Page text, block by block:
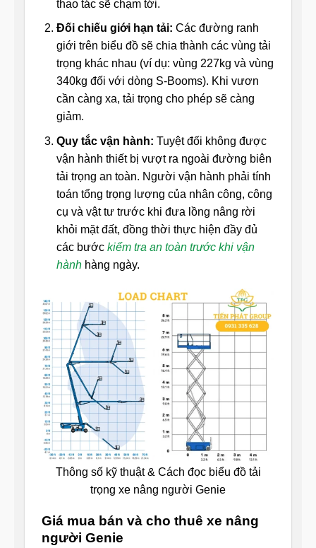
thao tác sẽ chạm tới.
Đối chiếu giới hạn tải: Các đường ranh
giới trên biểu đồ sẽ chia thành các vùng tải
trọng khác nhau (ví dụ: vùng 227kg và vùng
340kg đối với dòng S-Booms). Khi vươn
cần càng xa, tải trọng cho phép sẽ càng
giảm.
Quy tắc vận hành: Tuyệt đối không được
vận hành thiết bị vượt ra ngoài đường biên
tải trọng an toàn. Người vận hành phải tính
toán tổng trọng lượng của nhân công, công
cụ và vật tư trước khi đưa lồng nâng rời
khỏi mặt đất, đồng thời thực hiện đầy đủ
các bước kiểm tra an toàn trước khi vận
hànhhàng ngày.
Thông số kỹ thuật & Cách đọc biểu đồ tải
trọng xe nâng người Genie
Giá mua bán và cho thuê xe nâng
người Genie